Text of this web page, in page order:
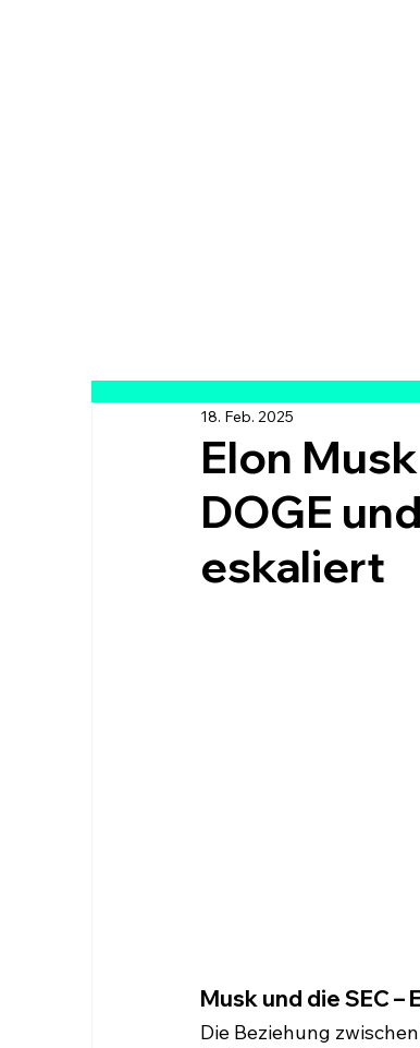
Elon
DOGE
eskaliert
18. Feb. 2025
Musk und die SEC
Die Beziehung